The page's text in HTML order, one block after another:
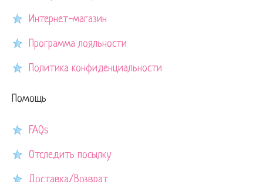
Интернет-магазин
Программа лояльности
Политика конфиденциальности
Помощь
FAQs
Отследить посылку